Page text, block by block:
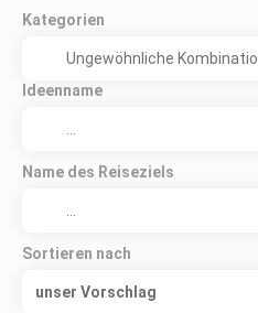
Kategorien
Ideenname
Name des Reiseziels
Sortieren nach
unser Vorschlag